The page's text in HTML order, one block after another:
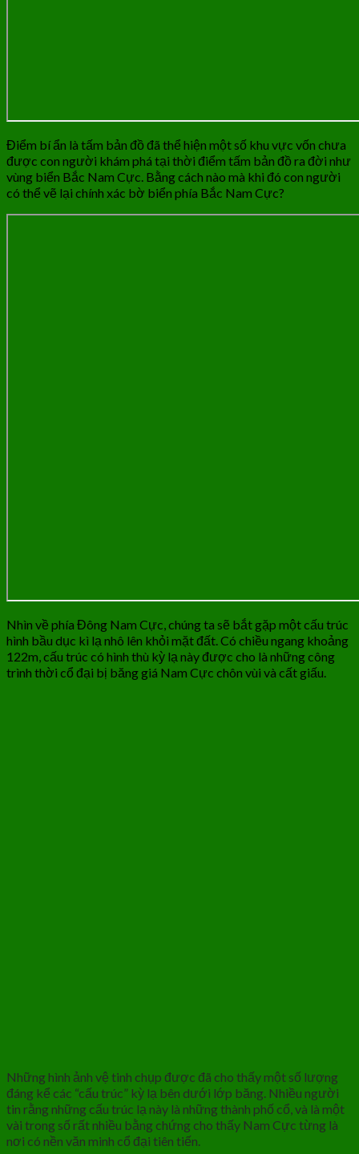
Điểm bí ẩn là tấm bản đồ đã thể hiện một số khu vực vốn chưa
được con người khám phá tại thời điểm tấm bản đồ ra đời như
vùng biển Bắc Nam Cực. Bằng cách nào mà khi đó con người
có thể vẽ lại chính xác bờ biển phía Bắc Nam Cực?
Nhìn về phía Đông Nam Cực, chúng ta sẽ bắt gặp một cấu trúc
hình bầu dục kì lạ nhô lên khỏi mặt đất. Có chiều ngang khoảng
122m, cấu trúc có hình thù kỳ lạ này được cho là những công
trình thời cổ đại bị băng giá Nam Cực chôn vùi và cất giấu.
Những hình ảnh vệ tinh chụp được đã cho thấy một số lượng
đáng kể các “cấu trúc” kỳ lạ bên dưới lớp băng. Nhiều người
tin rằng những cấu trúc lạ này là những thành phố cổ, và là một
vài trong số rất nhiều bằng chứng cho thấy Nam Cực từng là
nơi có nền văn minh cổ đại tiên tiến.